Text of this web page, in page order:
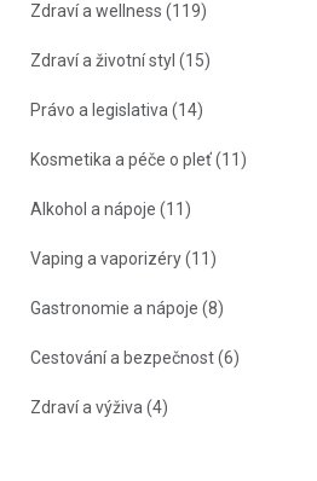
Zdraví a wellness (119)
Zdraví a životní styl (15)
Právo a legislativa(14)
Kosmetika a péče o pleť(11)
Alkohol a nápoje (11)
Vaping a vaporizéry(11)
Gastronomie a nápoje (8)
Cestování a bezpečnost(6)
Zdraví a výživa(4)